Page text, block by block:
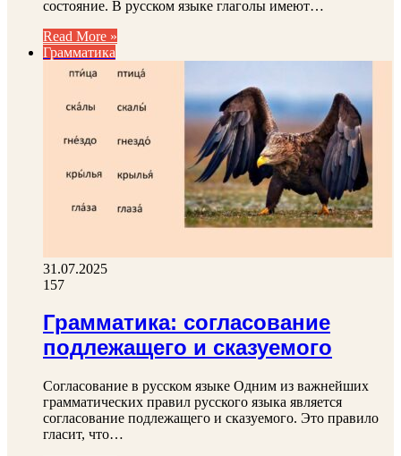
состояние. В русском языке глаголы имеют…
Read More »
Грамматика
31.07.2025
157
Грамматика: согласование
подлежащего и сказуемого
Согласование в русском языке Одним из важнейших
грамматических правил русского языка является
согласование подлежащего и сказуемого. Это правило
гласит, что…